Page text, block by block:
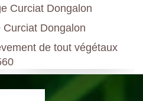
Curciat Dongalon
Dongalon
de tout végétaux